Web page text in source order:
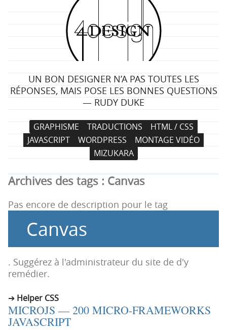
4
d
e
s
i
g
n
UN BON DESIGNER N’A PAS TOUTES LES
RÉPONSES, MAIS POSE LES BONNES QUESTIONS
— RUDY DUKE
g
a
t
i
p
i
c
i
p
r
a
u
c
t
n
GRAPHISME TRADUCTIONS
HTML / CSS
JAVASCRIPT
WORDPRESS
MONTAGE VIDÉO
MIZUKARA
Archives des tags : Canvas
Pas encore de description pour le tag
Canvas
. Suggérez à l'administrateur du site de d'y
remédier.
Helper CSS
MICROJS — 200 MICRO-FRAMEWORKS
JAVASCRIPT